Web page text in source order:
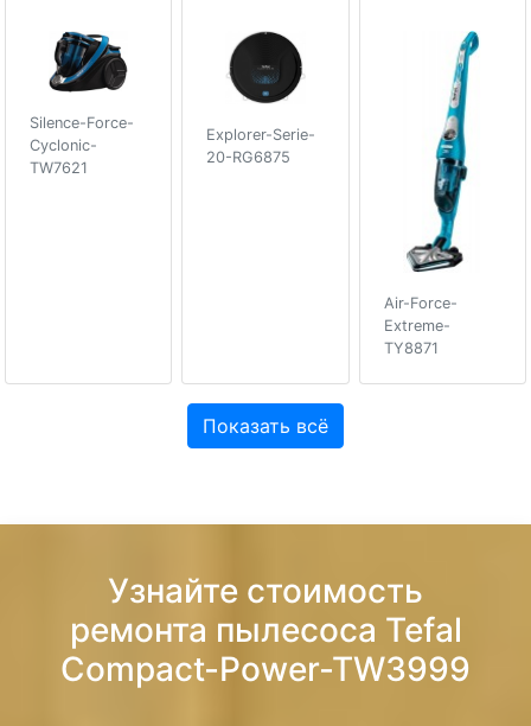
Silence-Force-
Cyclonic-
TW7621
Explorer-Serie-
20-RG6875
Air-Force-
Extreme-
TY8871
Показать всё
Узнайте стоимость
ремонта пылесоса Tefal
Compact-Power-TW3999